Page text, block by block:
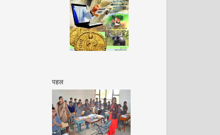
अगस्त 2008
पहल